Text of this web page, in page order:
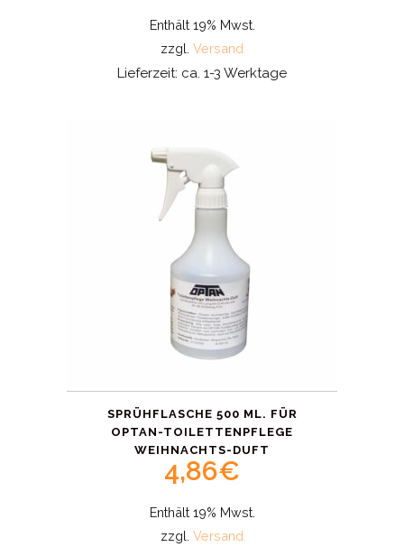
Enthält 19% Mwst.
zzgl. Versand
Lieferzeit: ca. 1-3 Werktage
SPRÜHFLASCHE 500 ML. FÜR
OPTAN-TOILETTENPFLEGE
WEIHNACHTS-DUFT
4,86€
Enthält 19% Mwst.
zzgl. Versand